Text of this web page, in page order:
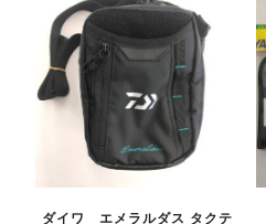
ダイワ エメラルダス タクテ